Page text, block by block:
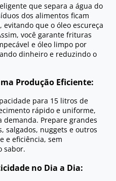
que separa a água do
dos alimentos ficam
evitando que o óleo escureça
você garante frituras
e óleo limpo por
dinheiro e reduzindo o
Produção Eficiente:
para 15 litros de
rápido e uniforme,
demanda. Prepare grandes
salgados, nuggets e outros
e eficiência, sem
sabor.
no Dia a Dia: